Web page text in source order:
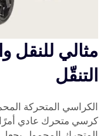
مثالي للنقل
التنقّل
الكراسي المتحركة
كرسي متحرك عادي